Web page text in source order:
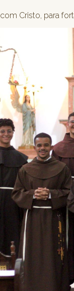
Cristo, para